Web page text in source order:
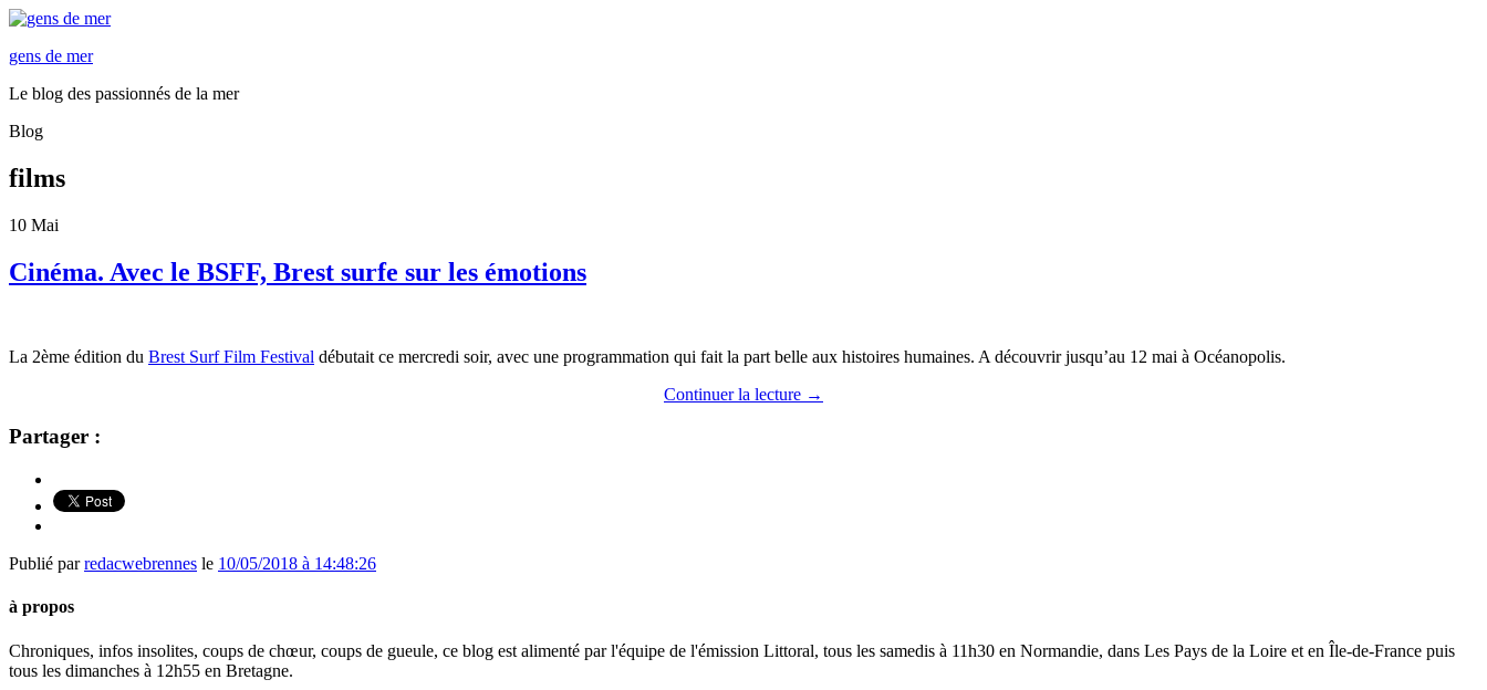
gens de mer
Le blog des passionnés de la mer
Blog
films
10 Mai
Cinéma. Avec le BSFF, Brest surfe sur les émotions
La 2ème édition du Brest Surf Film Festival débutait ce mercredi soir, avec une programmation qui fait la part belle aux histoires humaines. A découvrir jusqu’au 12 mai à Océanopolis.
Continuer la lecture →
Partager :
Publié parredacwebrennes le 10/05/2018 à 14:48:26
à propos
Chroniques, infos insolites, coups de chœur, coups de gueule, ce blog est alimenté par l'équipe de l'émission Littoral, tous les samedis à 11h30 en Normandie, dans Les Pays de la Loire et en Île-de-France puis
tous les dimanches à 12h55 en Bretagne.